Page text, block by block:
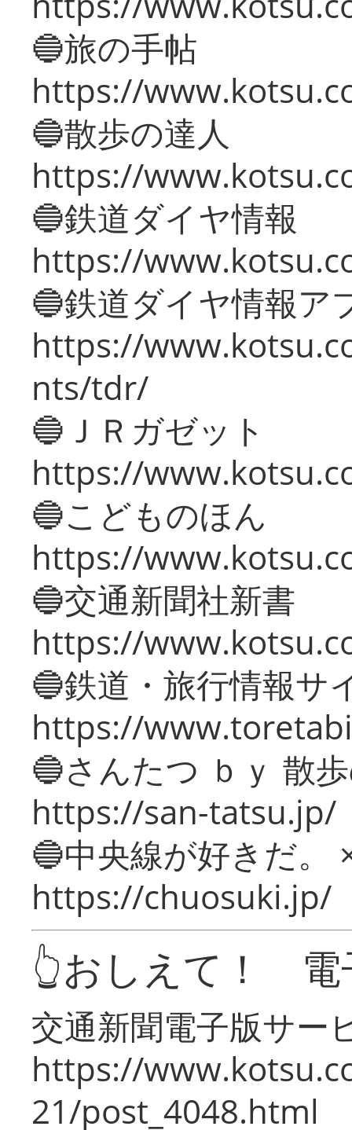
🔵旅の手帖
https://
🔵散歩の達人
https://
🔵鉄道ダイヤ情報
https://
🔵鉄道ダイヤ情報ア
https://
nts/tdr/
🔵ＪＲガゼット
https://
🔵こどものほん
https://
🔵交通新聞社新書
https://
🔵鉄道・旅行情報サ
https://
🔵さんたつ ｂｙ 散
https://san-tatsu.jp/
🔵中央線が好きだ。
https://chuosuki.jp/
👆おしえて！ 電
交通新聞電子版サー
https://
21/post_4048.html